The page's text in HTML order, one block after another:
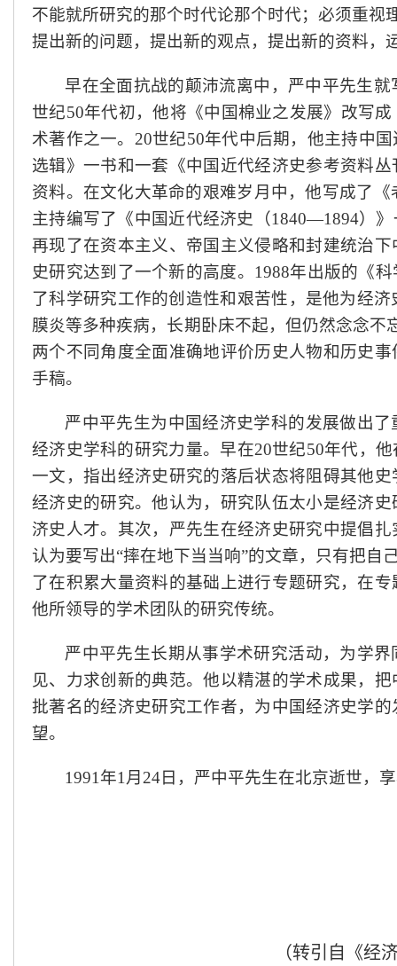
不能就所研究的那个时代论那个时代；必须重视
提出新的问题，提出新的观点，提出新的资料
早在全面抗战的颠沛流离中，严中平先生
世纪50年代初，他将《中国棉业之发展》改写
术著作之一。20世纪50年代中后期，他主持中
选辑》一书和一套《中国近代经济史参考资料
资料。在文化大革命的艰难岁月中，他写成了
主持编写了《中国近代经济史（1840—1894）
再现了在资本主义、帝国主义侵略和封建统治
史研究达到了一个新的高度。1988年出版的《
了科学研究工作的创造性和艰苦性，是他为经
膜炎等多种疾病，长期卧床不起，但仍然念念不
两个不同角度全面准确地评价历史人物和历史
手稿。
严中平先生为中国经济史学科的发展做出
经济史学科的研究力量。早在20世纪50年代，
一文，指出经济史研究的落后状态将阻碍其他
经济史的研究。他认为，研究队伍太小是经济
济史人才。其次，严先生在经济史研究中提倡
认为要写出“摔在地下当当响”的文章，只有把
了在积累大量资料的基础上进行专题研究，在
他所领导的学术团队的研究传统。
严中平先生长期从事学术研究活动，为学
见、力求创新的典范。他以精湛的学术成果，
批著名的经济史研究工作者，为中国经济史学
望。
1991年1月24日，严中平先生在北京逝世，
（转引自《